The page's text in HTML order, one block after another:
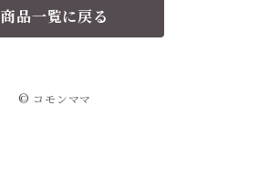
商品一覧に戻る
© コモンママ